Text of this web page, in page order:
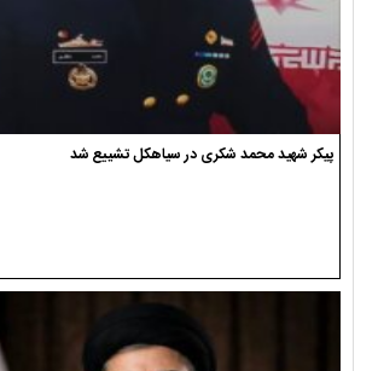
پیکر شهید محمد شکری در سیاهکل تشییع شد